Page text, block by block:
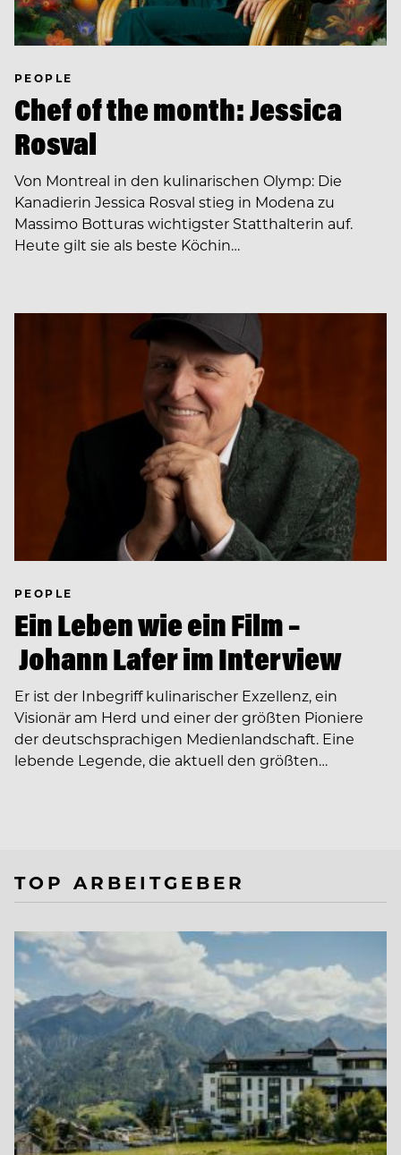
PEOPLE
Chef of the month: Jessica
Rosval
Von Montreal in den kulinarischen Olymp: Die
Kanadierin Jessica Rosval stieg in Modena zu
Massimo Botturas wichtigster Statthalterin auf.
Heute gilt sie als beste Köchin…
PEOPLE
Ein Leben wie ein Film –
Johann Lafer im Interview
Er ist der Inbegriff kulinarischer Exzellenz, ein
Visionär am Herd und einer der größten Pioniere
der deutschsprachigen Medienlandschaft. Eine
lebende Legende, die aktuell den größten…
TOP ARBEITGEBER